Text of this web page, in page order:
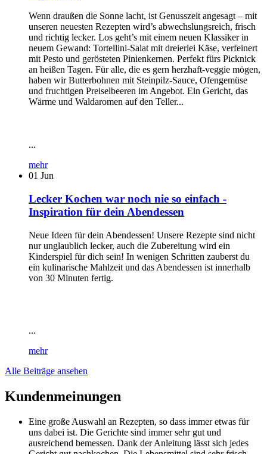
Wenn draußen die Sonne lacht, ist Genusszeit angesagt – mit
unseren neuesten Rezepten wird’s abwechslungsreich, frisch
und richtig lecker. Los geht’s mit einem neuen Klassiker in
neuem Gewand: Tortellini-Salat mit dreierlei Käse, verfeinert
mit Pesto und gerösteten Pinienkernen. Perfekt fürs Picknick
an heißen Tagen. Für alle, die es gern herzhaft-veggie mögen,
haben wir Butterbohnen mit Steinpilz-Sauce, Ofengemüse
und fruchtigen Preiselbeeren im Angebot. Ein Gericht, das
Wärme und Waldaromen auf den Teller...
...
mehr
01 Jun
Lecker Kochen war noch nie so einfach -
Inspiration für dein Abendessen
Neue Ideen für dein Abendessen! Unsere Rezepte sind nicht
nur unglaublich lecker, auch die Zubereitung wird ein
Kinderspiel für dich sein! In wenigen Schritten zauberst du
ein kulinarische Mahlzeit und das Abendessen ist innerhalb
von 30 Minuten fertig.
...
mehr
Alle Beiträge ansehen
Kundenmeinungen
Eine große Auswahl an Rezepten, so dass immer etwas für
uns dabei ist. Die Gerichte sind immer sehr gut und
ausreichend bemessen. Dank der Anleitung lässt sich jedes